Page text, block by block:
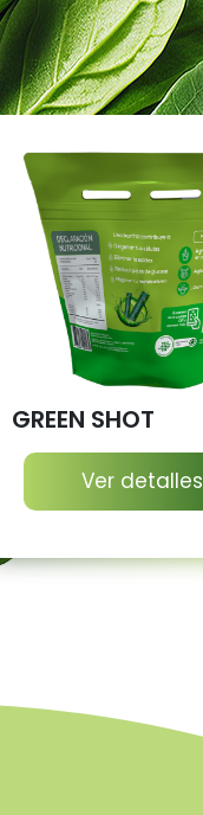
GREEN SHOT
Ver detalles